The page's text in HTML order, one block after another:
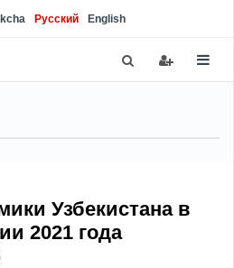
Русский English
Узбекистана в
2021 года